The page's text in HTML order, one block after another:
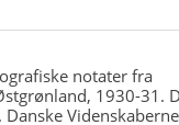
notater fra
1930-31.